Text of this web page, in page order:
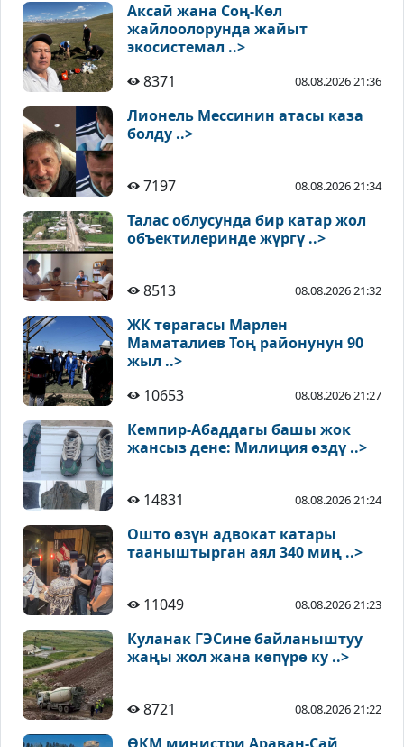
Аксай жана Соң-Көл
жайлоолорунда жайыт
экосистемал ..>
8371
08.08.2026 21:36
Лионель Мессинин атасы каза
болду ..>
7197 08.08.2026 21:34
Талас облусунда бир катар жол
объектилеринде жүргү ..>
8513 08.08.2026 21:32
ЖК төрагасы Марлен
Маматалиев Тоң районунун 90
жыл ..>
10653
08.08.2026 21:27
Кемпир-Абаддагы башы жок
жансыз дене: Милиция өздү ..>
14831 08.08.2026 21:24
Ошто өзүн адвокат катары
тааныштырган аял 340 миң ..>
11049 08.08.2026 21:23
Куланак ГЭСине байланыштуу
жаңы жол жана көпүрө ку ..>
8721 08.08.2026 21:22